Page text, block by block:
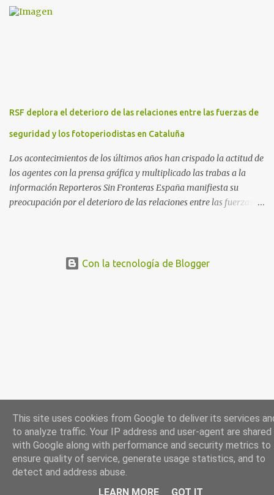
planificó en verano esta convocatoria como reacción a los
anticorrupción de los estados español y helvético ya están
investigando supuestos delitos de «cohecho internacional y
RSF deplora el deterioro de las relaciones entre las fuerzas de
seguridad y los fotoperiodistas en Cataluña
Los acontecimientos de los últimos años han crispado la actitud de
los agentes con la prensa gráfica y multiplicado las trabas a la
información Reporteros Sin Fronteras España manifiesta su
preocupación por el deterioro de las relaciones entre las fuerzas de
gráficos se han enfrentado a numerosas trabas para para ejercer
Con la tecnología de Blogger
This site uses cookies from Google to deliver its services
to analyze traffic. Your IP address and user-agent are shared
with Google along with performance and security metrics to
ensure quality of service, generate usage statistics, and to
detect and address abuse.
LEARN MORE
GOT IT